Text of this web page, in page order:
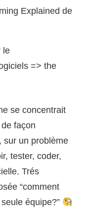
Explained de
le
=> the
se concentrait
façon
sur un problème
tester, coder,
Trés
“comment
équipe?”